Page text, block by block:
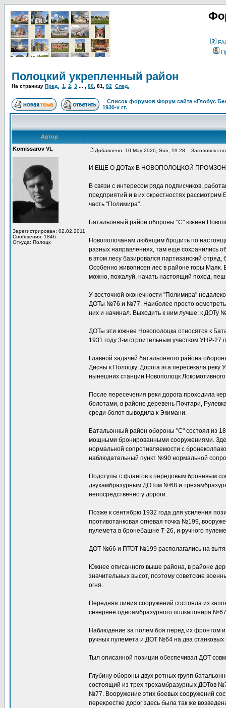
Полоцкий укрепленный район
На страницу Пред. 1 2 3 80 81 82 След.
Список форумов Форум сайта «Глобус
1930-х гг.
Автор
Komissarov VL
Зарегистрирован: 02.02.2011
Сообщения: 1846
Откуда: Полоцк
Добавлено: 10 May 2026, Sun, 19:28 Заголовок
И ЕЩЕ О ДОТах В НОВОПОЛОЦКОЙ
В связи с интересом ряда подписчиков,
предприятий и в их окрестностях
часть "Полимира".
Батальонный район обороны "С" южнее
Новополочанам любящим бродить по
разных направлениях, там еще сохранились
в этом лесу базировался партизанский
Особенно живописен лес в районе горы Маяк.
можно, пожалуй, начать настоящий поход,
У восточной оконечности "Полимира"
ДОТы №76 и №77. Наиболее просто
них и начинал. Выходить к ним лучше: к
ДОТы эти южнее Новополоцка относятся к
1931 году 3-м строительным участком УНР-
Главной задачей батальонного района
Дисны к Полоцку. Дорога эта пересекала
нынешних станции Новополоцк
После пересечения реки дорога проходила
болотами, в районе деревень Почтари,
среди болот выводила к Экимани.
Батальонный район обороны "С" состоял из
мощными бронированными сооружениями.
нормальной сопротивляемости с
наблюдательный пункт №90 нормальной
Подступы с флангов к передовым броневым
двухамбразурным ДОТом №68 и
непосредственно у дороги.
Позже к сентябрю 1932 года для усиления
противотанковая огневая точка №199,
пулемета в бронебашне Т-26, и ручного
ДОТ №66 и ПТОТ №199 располагались на
Южнее описанного выше района, в районе
значительных высот, поэтому советские
огня.
Передняя линия сооружений состояла из
севернее одноамбразурного полкапонира
Наблюдение за полем боя перед их фронтом
ручных пулемета и ДОТ №64 на два станковых
Тыл описанной позиции обеспечивал ДОТ
Глубину обороны двух ротных групп
состоящий из трех трехамбразурных ДОТов
№77. Вооружение этих боевых сооружений
перекрестке дорог здесь была так же